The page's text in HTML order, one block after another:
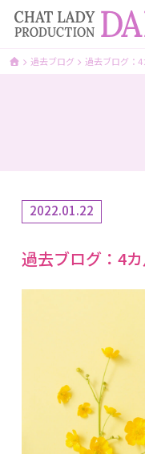
過去ブログ 過去ブログ：
2022.01.22
過去ブログ：4